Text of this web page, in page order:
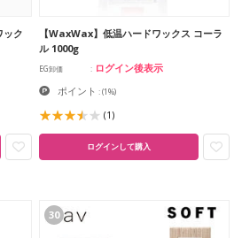
ック
【WaxWax】低温ハードワックス コーラ
ル 1000g
EG卸価 ログイン後表示
ポイント :(1%)
(1)
ログインして購入
30